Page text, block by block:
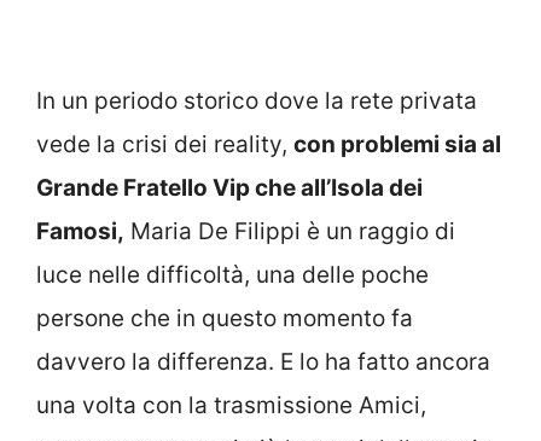
In un periodo storico dove la rete privata
vede la crisi dei reality, con problemi sia al
Grande Fratello Vip che all’Isola dei
Famosi, Maria De Filippi è un raggio di
luce nelle difficoltà, una delle poche
persone che in questo momento fa
davvero la differenza. E lo ha fatto ancora
una volta con la trasmissione Amici,